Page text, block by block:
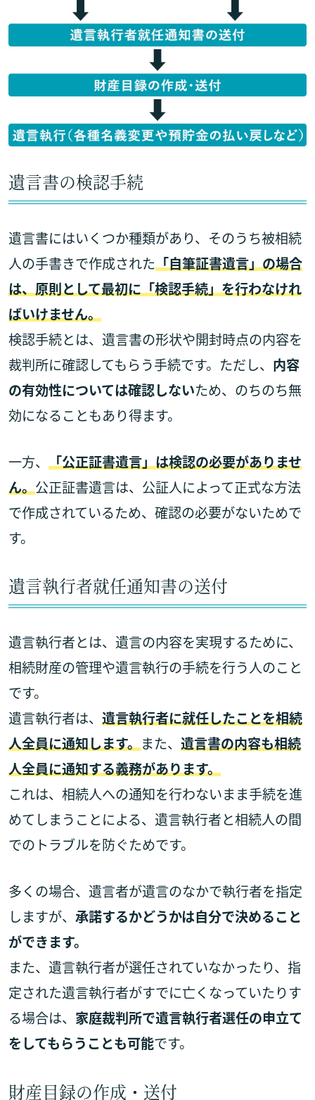
遺言書の検認手続
遺言書にはいくつか種類があり、そのうち被相続
人の手書きで作成された「自筆証書遺言」の場合
は、原則として最初に「検認手続」を行わなけれ
ばいけません。
検認手続とは、遺言書の形状や開封時点の内容を
裁判所に確認してもらう手続です。ただし、 内容
の有効性については確認しないため、のちのち無
効になることもあり得ます。
一方、 「公正証書遺言」は検認の必要がありませ
ん。公正証書遺言は、公証人によって正式な方法
で作成されているため、確認の必要がないためで
す。
遺言執行者就任通知書の送付
遺言執行者とは、遺言の内容を実現するために、
相続財産の管理や遺言執行の手続を行う人のこと
です。
遺言執行者は、 遺言執行者に就任したことを相続
人全員に通知します。また、 遺言書の内容も相続
人全員に通知する義務があります。
これは、相続人への通知を行わないまま手続を進
めてしまうことによる、遺言執行者と相続人の間
でのトラブルを防ぐためです。
多くの場合、遺言者が遺言のなかで執行者を指定
しますが、 承諾するかどうかは自分で決めること
ができます。
また、遺言執行者が選任されていなかったり、指
定された遺言執行者がすでに亡くなっていたりす
る場合は、 家庭裁判所で遺言執行者選任の申立て
をしてもらうことも可能です。
財産目録の作成・送付